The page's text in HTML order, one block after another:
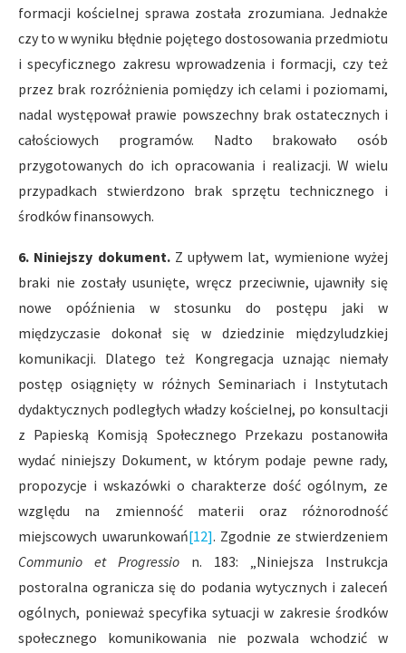
formacji kościelnej sprawa została zrozumiana. Jednakże
czy to w wyniku błędnie pojętego dostosowania przedmiotu
i specyficznego zakresu wprowadzenia i formacji, czy też
przez brak rozróżnienia pomiędzy ich celami i poziomami,
nadal występował prawie powszechny brak ostatecznych i
całościowych programów. Nadto brakowało osób
przygotowanych do ich opracowania i realizacji. W wielu
przypadkach stwierdzono brak sprzętu technicznego i
środków finansowych.
6. Niniejszy dokument.Z upływem lat, wymienione wyżej
braki nie zostały usunięte, wręcz przeciwnie, ujawniły się
nowe opóźnienia w stosunku do postępu jaki w
międzyczasie dokonał się w dziedzinie międzyludzkiej
komunikacji. Dlatego też Kongregacja uznając niemały
postęp osiągnięty w różnych Seminariach i Instytutach
dydaktycznych podległych władzy kościelnej, po konsultacji
z Papieską Komisją Społecznego Przekazu postanowiła
wydać niniejszy Dokument, w którym podaje pewne rady,
propozycje i wskazówki o charakterze dość ogólnym, ze
względu na zmienność materii oraz różnorodność
miejscowych uwarunkowań[12]. Zgodnie ze stwierdzeniem
Communio et Progressio n. 183: „Niniejsza Instrukcja
postoralna ogranicza się do podania wytycznych i zaleceń
ogólnych, ponieważ specyfika sytuacji w zakresie środków
społecznego komunikowania nie pozwala wchodzić w